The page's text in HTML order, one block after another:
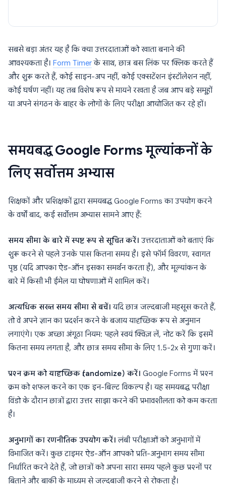
सबसे बड़ा अंतर यह है कि क्या उत्तरदाताओं को खाता बनाने की
आवश्यकता है। Form Timerके साथ, छात्र बस लिंक पर क्लिक करते हैं
और शुरू करते हैं, कोई साइन-अप नहीं, कोई एक्सटेंशन इंस्टॉलेशन नहीं,
कोई घर्षण नहीं। यह तब विशेष रूप से मायने रखता है जब आप बड़े समूहों
या अपने संगठन के बाहर के लोगों के लिए परीक्षा आयोजित कर रहे हों।
समयबद्ध Google Forms मूल्यांकनों के
लिए सर्वोत्तम अभ्यास
शिक्षकों और प्रशिक्षकों द्वारा समयबद्ध Google Forms का उपयोग करने
के वर्षों बाद, कई सर्वोत्तम अभ्यास सामने आए हैं:
समय सीमा के बारे में स्पष्ट रूप से सूचित करें। उत्तरदाताओं को बताएं कि
शुरू करने से पहले उनके पास कितना समय है। इसे फॉर्म विवरण, स्वागत
पृष्ठ (यदि आपका ऐड-ऑन इसका समर्थन करता है), और मूल्यांकन के
बारे में किसी भी ईमेल या घोषणाओं में शामिल करें।
अत्यधिक सख्त समय सीमा से बचें। यदि छात्र जल्दबाजी महसूस करते हैं,
तो वे अपने ज्ञान का प्रदर्शन करने के बजाय यादृच्छिक रूप से अनुमान
लगाएंगे। एक अच्छा अंगूठा नियम: पहले स्वयं क्विज़ लें, नोट करें कि इसमें
कितना समय लगता है, और छात्र समय सीमा के लिए 1.5-2x से गुणा करें।
प्रश्न क्रम को यादृच्छिक (randomize) करें। Google Forms में प्रश्न
क्रम को शफल करने का एक इन-बिल्ट विकल्प है। यह समयबद्ध परीक्षा
विंडो के दौरान छात्रों द्वारा उत्तर साझा करने की प्रभावशीलता को कम करता
है।
अनुभागों का रणनीतिक उपयोग करें। लंबी परीक्षाओं को अनुभागों में
विभाजित करें। कुछ टाइमर ऐड-ऑन आपको प्रति-अनुभाग समय सीमा
निर्धारित करने देते हैं, जो छात्रों को अपना सारा समय पहले कुछ प्रश्नों पर
बिताने और बाकी के माध्यम से जल्दबाजी करने से रोकता है।